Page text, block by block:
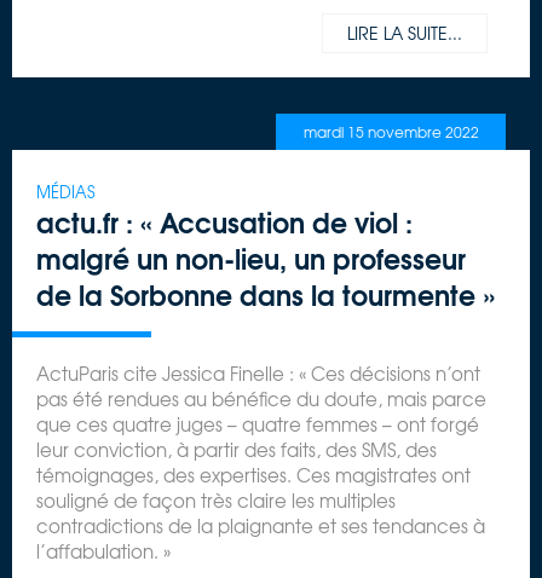
LIRE LA SUITE...
mardi 15 novembre 2022
MÉDIAS
actu.fr : « Accusation de viol :
malgré un non-lieu, un professeur
de la Sorbonne dans la tourmente »
ActuParis cite Jessica Finelle : « Ces décisions n’ont
pas été rendues au bénéfice du doute, mais parce
que ces quatre juges – quatre femmes – ont forgé
leur conviction, à partir des faits, des SMS, des
témoignages, des expertises. Ces magistrates ont
souligné de façon très claire les multiples
contradictions de la plaignante et ses tendances à
l’affabulation. »